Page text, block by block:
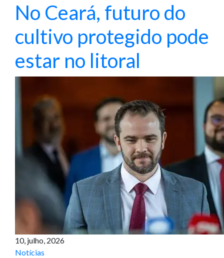
No Ceará, futuro do
cultivo protegido pode
estar no litoral
10, julho, 2026
Notícias